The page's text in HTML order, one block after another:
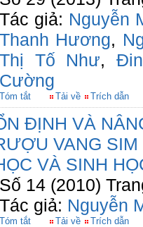
Tác giả: Nguyễn
Thanh Hương,
Thị Tố Như,
Cường
Tóm tắt Tải về Trích dẫn
ĐỊNH VÀ
VANG
VÀ SINH
Số 14 (2010)
Tác giả: Nguyễn
Tóm tắt Tải về Trích dẫn